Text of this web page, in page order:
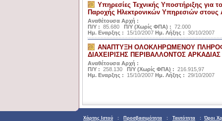
Υπηρεσίες Τεχνικής Υποστήριξης
Παροχής Ηλεκτρονικών Υπηρεσιών
Αναθέτουσα Αρχή :
Π/Υ : 85.680 Π/Υ (Χωρίς ΦΠΑ) : 72.000
Ημ. Εναρξης :
15/10/2007 Ημ. Λήξης : 30/10/2007
ΑΝΑΠΤΥΞΗ ΟΛΟΚΛΗΡΩΜΕΝΟΥ
ΔΙΑΧΕΙΡΙΣΗΣ ΠΕΡΙΒΑΛΛΟΝΤΟΣ ΑΡΚΑΔΙΑΣ
Αναθέτουσα Αρχή :
Π/Υ : 258.130 Π/Υ (Χωρίς ΦΠΑ) : 216.915,97
Ημ. Εναρξης :
15/10/2007 Ημ. Λήξης : 29/10/2007
Χάρτης Ιστού : Προσβασιμότητα : Ταυτότητα : Όροι